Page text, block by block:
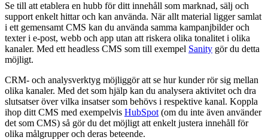
Se till att etablera en hubb för ditt innehåll som marknad, sälj och
support enkelt hittar och kan använda. När allt material ligger samlat
i ett gemensamt CMS kan du använda samma kampanjbilder och
texter i e-post, webb och app utan att riskera olika tonalitet i olika
kanaler. Med ett headless CMS som till exempel Sanity gör du detta
möjligt.
CRM- och analysverktyg möjliggör att se hur kunder rör sig mellan
olika kanaler. Med det som hjälp kan du analysera aktivitet och dra
slutsatser över vilka insatser som behövs i respektive kanal. Koppla
ihop ditt CMS med exempelvis HubSpot (om du inte även använder
det som CMS) så gör du det möjligt att enkelt justera innehåll för
olika målgrupper och deras beteende.